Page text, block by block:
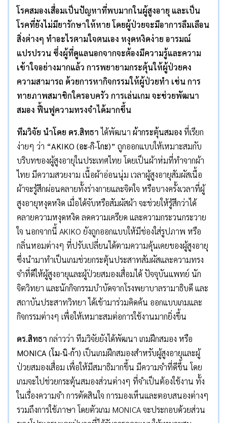
โรคสมองเสื่อมเป็นปัญหาที่พบมากในผู้สูงอายุ และเป็น
โรคที่ยังไม่มียารักษาให้หาย โดยผู้ป่วยจะมีอาการลืมเลือน
สิ่งต่างๆ ทำอะไรตามใจตนเอง หงุดหงิดง่าย อารมณ์
แปรปรวน ซึ่งผู้ที่ดูแลนอกจากจะต้องมีความรู้และความ
เข้าใจอย่างมากแล้ว การพยายามกระตุ้นให้ผู้ป่วยคง
ความสามารถ ด้วยการหากิจกรรมให้ผู้ป่วยทำ เช่น การ
ทายภาพสมาชิกใครอบครัว การเล่นเกม จะช่วยพัฒนา
สมอง ฟื้นฟูความทรงจำได้มากขึ้น
ทีมวิจัย นำโดย ดร.สิทธาได้พัฒนา ผ้ากระตุ้นสมอง ที่เรียก
ง่ายๆ ว่า “AKIKO (อะ-กิ-โกะ)” ถูกออกแบบให้เหมาะสมกับ
บริบทของผู้สูงอายุในประเทศไทย โดยเป็นผ้าห่มที่ทำจากผ้า
ไทย มีความสวยงาม เนื้อผ้าอ่อนนุ่ม เวลาผู้สูงอายุสัมผัสเนื้อ
ผ้าจะรู้สึกผ่อนคลายทั้งร่างกายและจิตใจ หรือบางครั้งเวลาที่ผู้
สูงอายุหงุดหงิด เมื่อได้จับหรือสัมผัสผ้า จะช่วยให้รู้สึกว่าได้
คลายความหงุดหงิด ลดความเครียด และความกระวนกระวาย
ใจ นอกจากนี้ AKIKO ยังถูกออกแบบให้มีช่องใส่รูปภาพ หรือ
กลิ่นหอมต่างๆ ที่ปรับเปลี่ยนได้ตามความคุ้นเคยของผู้สูงอายุ
ซึ่งนำมาทำเป็นเกมช่วยกระตุ้นประสาทสัมผัสและความทรง
จำที่ดีให้ผู้สูงอายุและผู้ป่วยสมองเสื่อมได้ ปัจจุบันแพทย์ นัก
จิตวิทยา และนักกิจกรรมบำบัดจากโรงพยาบาลรามาธิบดี และ
สถาบันประสาทวิทยา ได้เข้ามาร่วมคิดค้น ออกแบบเกมและ
กิจกรรมต่างๆ เพื่อให้เหมาะสมต่อการใช้งานมากยิ่งขึ้น
ดร.สิทธา กล่าวว่า ทีมวิจัยยังได้พัฒนา เกมฝึกสมอง หรือ
MONICA (โม-นิ-ก้า) เป็นเกมฝึกสมองสำหรับผู้สูงอายุและผู้
ป่วยสมองเสื่อม เพื่อให้มีสมาธิมากขึ้น มีความจำที่ดีขึ้น โดย
เกมจะไปช่วยกระตุ้นสมองส่วนต่างๆ ที่จำเป็นต้องใช้งาน ทั้ง
ในเรื่องความจำ การตัดสินใจ การมองเห็นและตอบสนองต่างๆ
รวมถึงการใช้ภาษา โดยตัวเกม MONICA จะประกอบด้วยส่วน